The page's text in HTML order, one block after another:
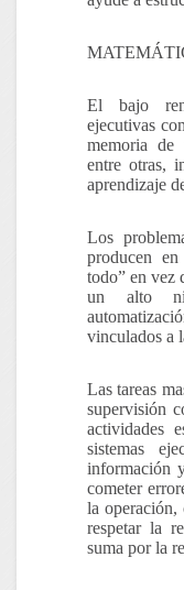
El bajo
ejecutivas
memoria
entre otras,
aprendizaje
Los
producen
todo” en vez
un alto
vinculados a
Las tareas
supervisión
actividades
sistemas
información
cometer
la operación,
respetar la
suma por la